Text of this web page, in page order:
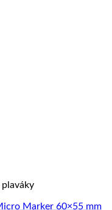
Marker 60×55 mm